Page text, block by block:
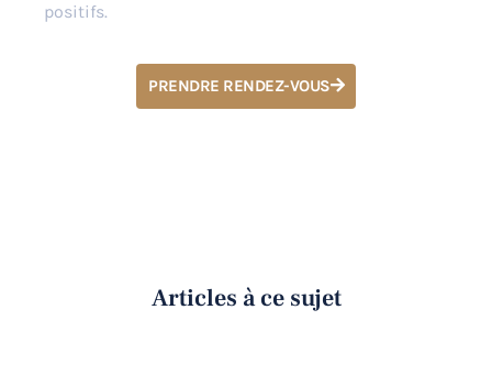
positifs.
PRENDRE RENDEZ-VOUS
Articles à ce sujet